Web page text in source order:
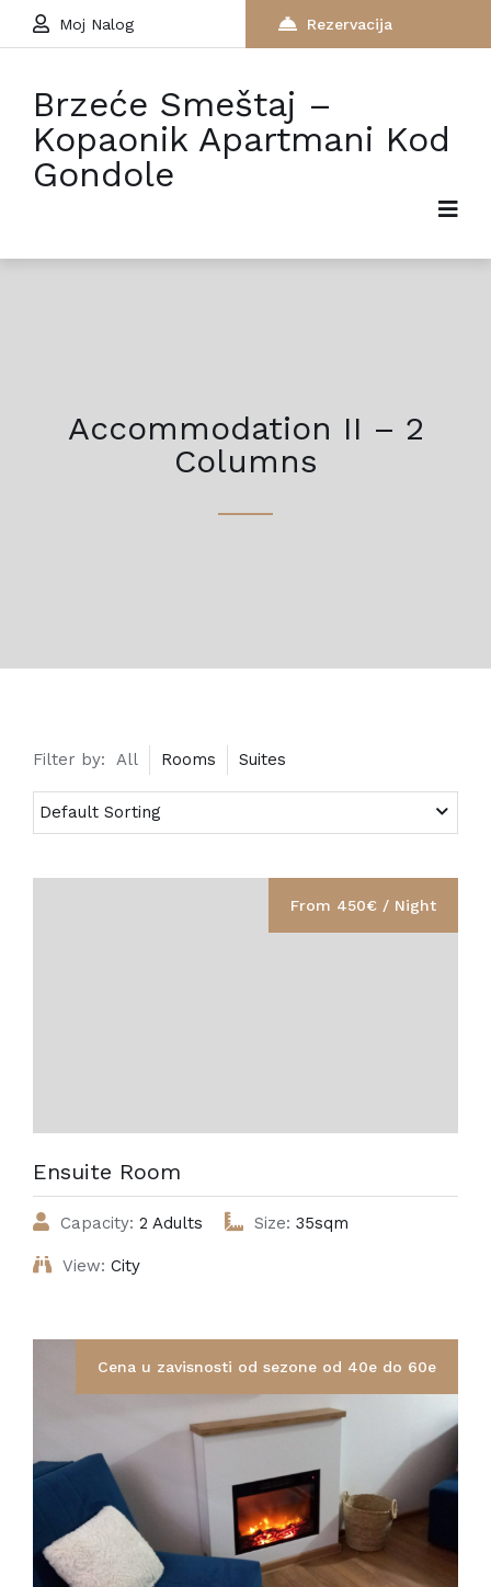
Moj Nalog Rezervacija
Brzeće Smeštaj –
Kopaonik Apartmani Kod
Gondole
Accommodation II – 2
Columns
Filter by: All Rooms Suites
From 450€ / Night
Ensuite Room
Capacity: 2 Adults Size: 35sqm
View: City
Cena u zavisnosti od sezone od 40e do 60e